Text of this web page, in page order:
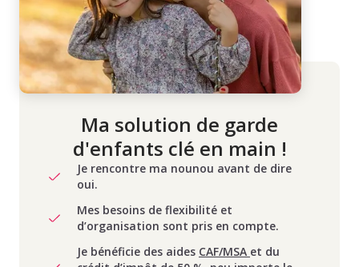
Ma solution de garde
d'enfants clé en main !
Je rencontre ma nounou avant de dire
oui.
Mes besoins de flexibilité et
d’organisation sont pris en compte.
Je bénéficie des aides CAF/MSA et du